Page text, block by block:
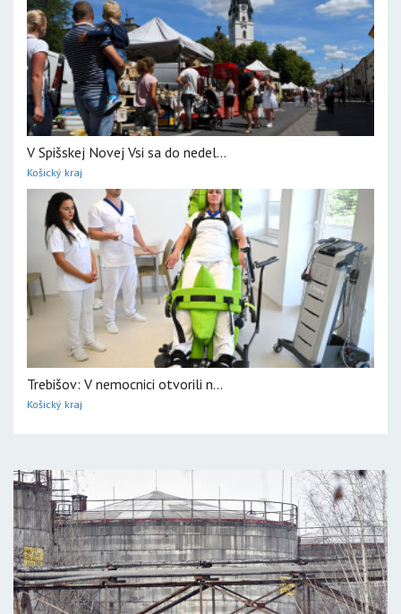
V Spišskej Novej Vsi sa do nedel...
Košický kraj
Trebišov: V nemocnici otvorili n...
Košický kraj